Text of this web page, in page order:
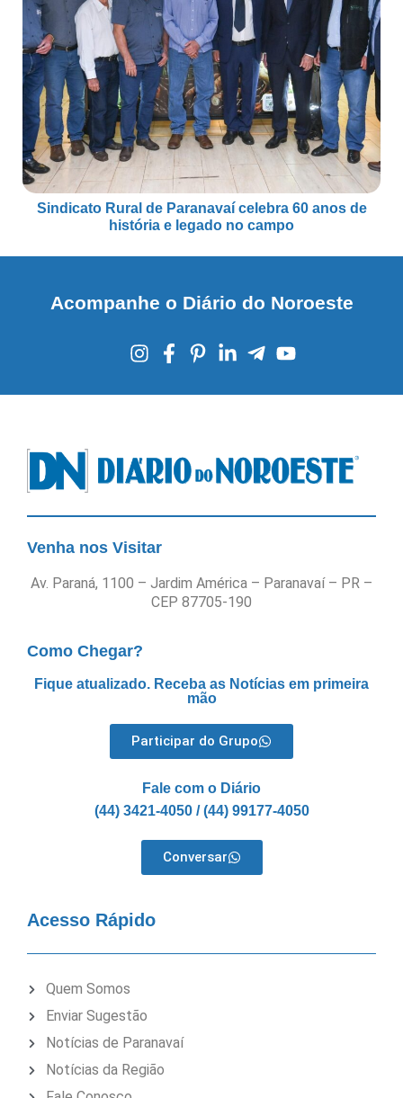
Sindicato Rural de Paranavaí celebra 60 anos de
história e legado no campo
Acompanhe o Diário do Noroeste
Venha nos Visitar
Av. Paraná, 1100 – Jardim América – Paranavaí – PR –
CEP 87705-190
Como Chegar?
Fique atualizado. Receba as Notícias em primeira
mão
Participar do Grupo
Fale com o Diário
(44) 3421-4050 / (44) 99177-4050
Conversar
Acesso Rápido
Quem Somos
Enviar Sugestão
Notícias de Paranavaí
Notícias da Região